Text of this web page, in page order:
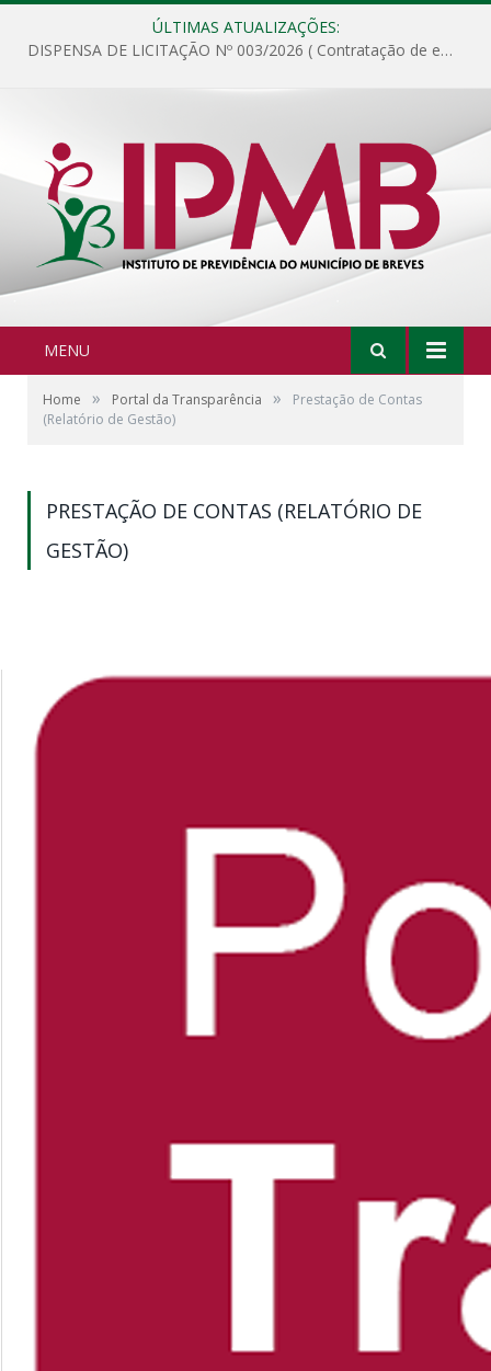
ÚLTIMAS ATUALIZAÇÕES:
DISPENSA DE LICITAÇÃO Nº 003/2026 ( Contratação de empresa para fornecimento de gêneros alimentícios não perecíveis, materiais de expediente, descartáveis, copa e cozinha, para análise e posterior publicação.)
MENU
Home » Portal da Transparência »
Prestação de Contas
(Relatório de Gestão)
PRESTAÇÃO DE CONTAS (RELATÓRIO DE
GESTÃO)